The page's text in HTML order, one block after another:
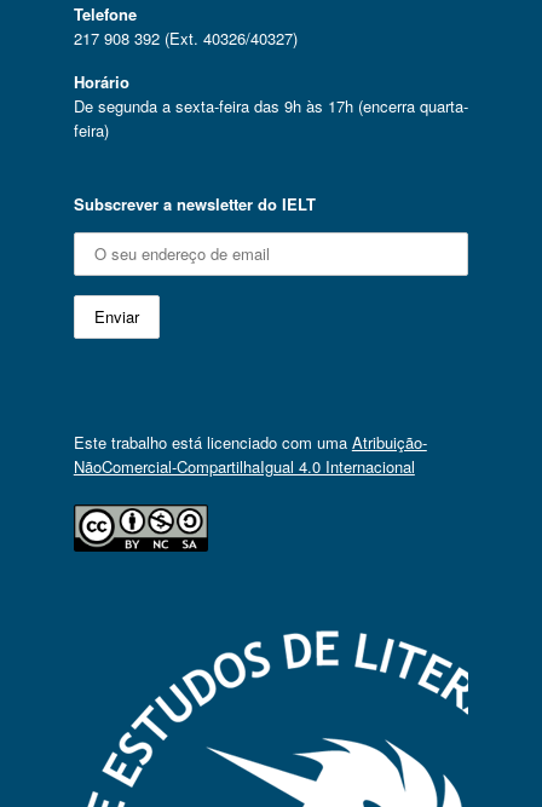
Telefone
217 908 392 (Ext. 40326/40327)
Horário
De segunda a sexta-feira das 9h às 17h (encerra quarta-
feira)
Subscrever a newsletter do IELT
Este trabalho está licenciado com uma Atribuição-
NãoComercial-CompartilhaIgual 4.0 Internacional